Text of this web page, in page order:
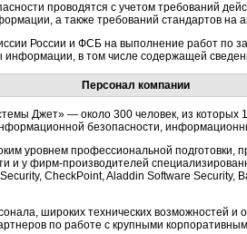
проводятся с учетом требований
а также требований стандартов на
России и ФСБ на выполнение работ по
информации, в том числе содержащей
Персонал компании
Джет» — около 300 человек, из
безопасности,
уровнем профессиональной
и у фирм-производителей
CheckPoint, Aladdin Software Security,
широких технических возможностей
по работе с крупными